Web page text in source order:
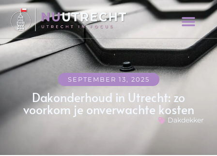
SEPTEMBER 13, 2025
Dakonderhoud in Utrecht: zo
voorkom je onverwachte kosten
Dakdekker